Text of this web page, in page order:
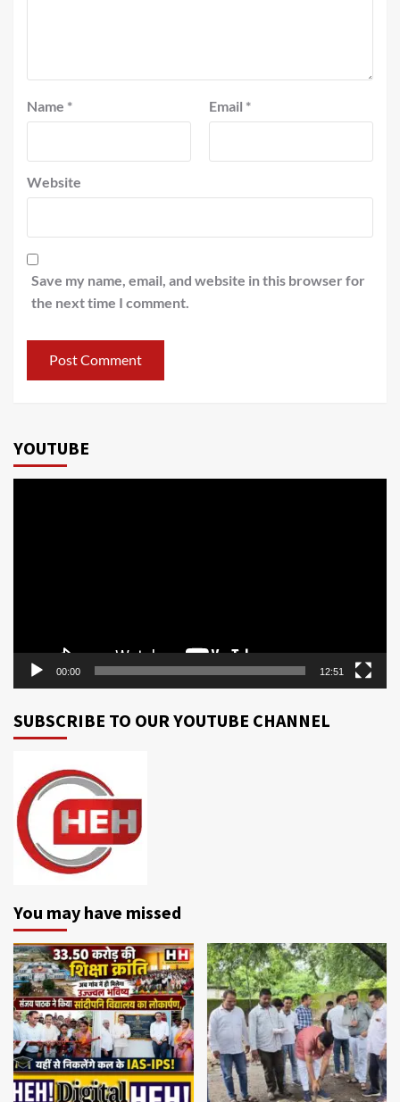
Name * Email *
Website
Save my name, email, and website in this browser for
the next time I comment.
YOUTUBE
00:00 12:51
SUBSCRIBE TO OUR YOUTUBE CHANNEL
You may have missed